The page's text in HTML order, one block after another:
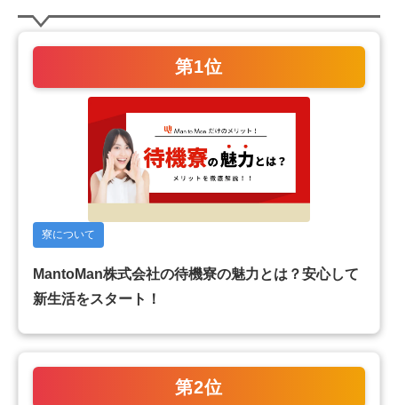
第1位
寮について
MantoMan株式会社の待機寮の魅力とは？安心して
新生活をスタート！
第2位